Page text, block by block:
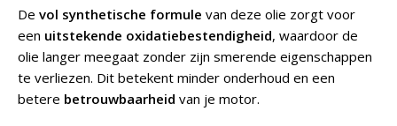
De vol synthetische formule van deze olie zorgt voor
een uitstekende oxidatiebestendigheid, waardoor de
olie langer meegaat zonder zijn smerende eigenschappen
te verliezen. Dit betekent minder onderhoud en een
betere betrouwbaarheid van je motor.